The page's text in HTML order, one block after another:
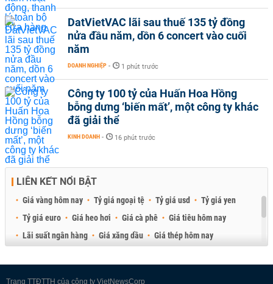
DatVietVAC lãi sau thuế 135 tỷ đồng
nửa đầu năm, dồn 6 concert vào cuối
năm
DOANH NGHIỆP - 1 phút trước
Công ty 100 tỷ của Huấn Hoa Hồng
bỗng dưng ‘biến mất’, một công ty khác
đã giải thể
KINH DOANH - 16 phút trước
LIÊN KẾT NỔI BẬT
Giá vàng hôm nay Tỷ giá ngoại tệ Tỷ giá usd
Tỷ giá yen
Tỷ giá euro
Giá heo hơi Giá cà phê
Giá tiêu hôm nay
Lãi suất ngân hàng
Giá xăng dầu
Giá thép hôm nay
Trang TTĐTTH của công ty VietNewsCorp